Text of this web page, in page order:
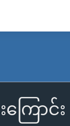
းကြေ